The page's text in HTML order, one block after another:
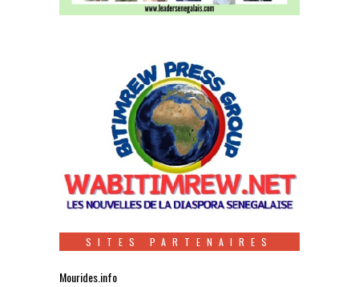
SITES PARTENAIRES
Mourides.info